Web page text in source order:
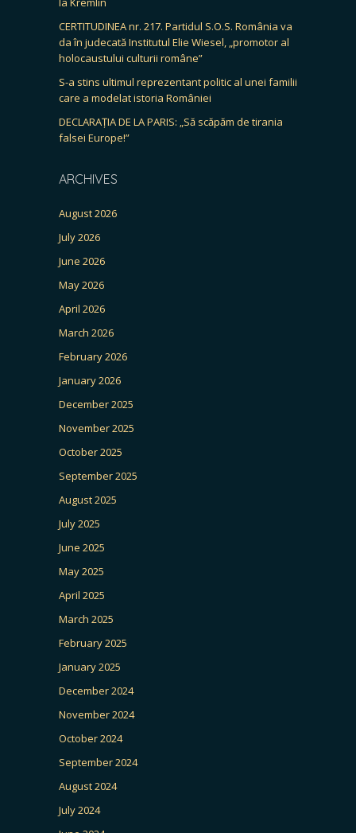
CERTITUDINEA nr. 217. Partidul S.O.S. România va
da în judecată Institutul Elie Wiesel, „promotor al
holocaustului culturii române”
S-a stins ultimul reprezentant politic al unei familii
care a modelat istoria României
DECLARAȚIA DE LA PARIS: „Să scăpăm de tirania
falsei Europe!”
ARCHIVES
August 2026
July 2026
June 2026
May 2026
April 2026
March 2026
February 2026
January 2026
December 2025
November 2025
October 2025
September 2025
August 2025
July 2025
June 2025
May 2025
April 2025
March 2025
February 2025
January 2025
December 2024
November 2024
October 2024
September 2024
August 2024
July 2024